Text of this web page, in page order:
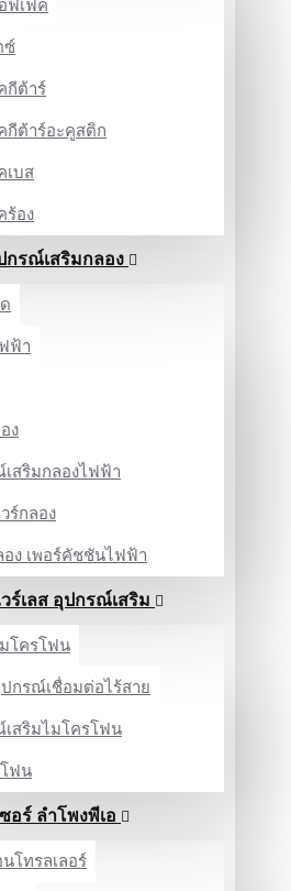
ฟเฟค
ซ์
กีต้าร์
กีต้าร์อะคูสติก
เบส
ร้อง
กรณ์เสริมกลอง
ฟ้า
ง
สริมกลองไฟฟ้า
ร์กลอง
ง เพอร์คัชชันไฟฟ้า
ร์เลส อุปกรณ์เสริม
โครโฟน
กรณ์เชื่อมต่อไร้สาย
สริมไมโครโฟน
ฟน
อร์ ลำโพงพีเอ
โทรลเลอร์